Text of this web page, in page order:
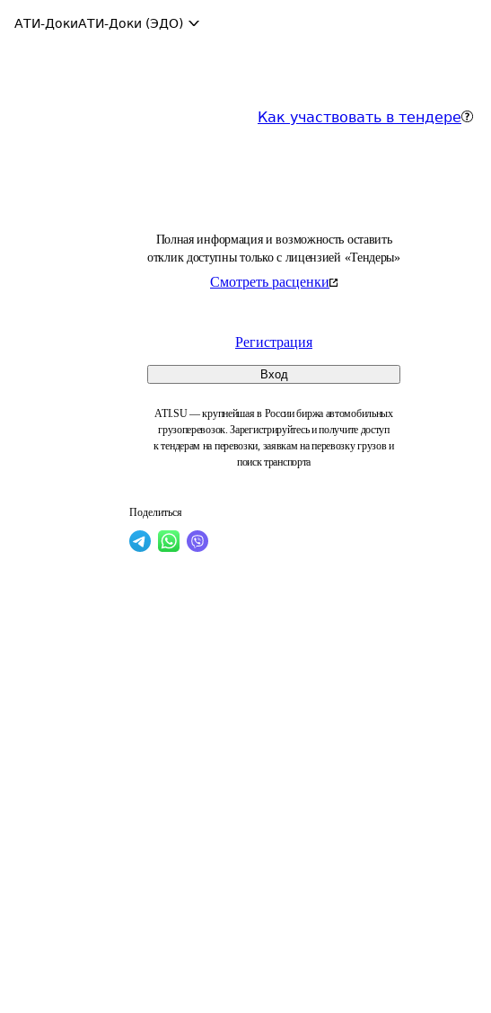
АТИ-ДокиАТИ-Доки (ЭДО)
Как участвовать в тендере
Полная информация и возможность оставить
отклик доступны только с лицензией «Тендеры»
Смотреть расценки
Регистрация
Вход
ATI.SU — крупнейшая в России биржа автомобильных
грузоперевозок. Зарегистрируйтесь и получите доступ
к тендерам на перевозки, заявкам на перевозку грузов и
поиск транспорта
Поделиться